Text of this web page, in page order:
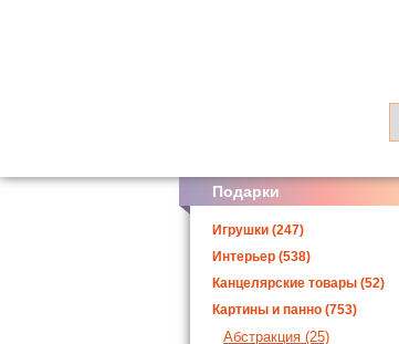
Подарки
Игрушки (247)
Интерьер (538)
Канцелярские товары (52)
Картины и панно (753)
Абстракция (25)